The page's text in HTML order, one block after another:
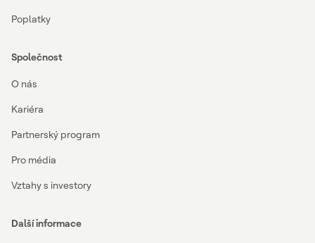
Poplatky
Společnost
O nás
Kariéra
Partnerský program
Pro média
Vztahy s investory
Další informace